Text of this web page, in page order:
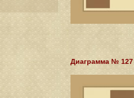
Диаграмма № 127